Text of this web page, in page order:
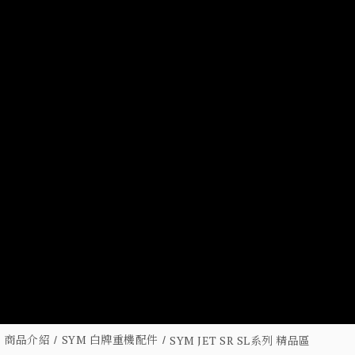
商品介紹 SYM 白牌重機配件 SYM JET SR SL系列 精品區